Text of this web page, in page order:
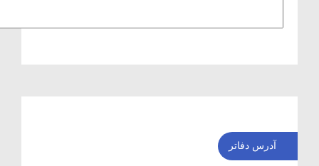
آدرس دفاتر